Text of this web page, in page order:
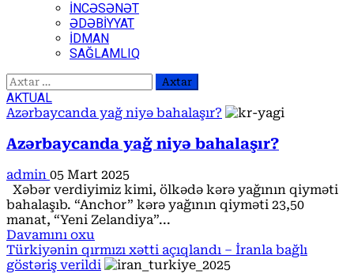
İNCƏSƏNƏT
ƏDƏBİYYAT
İDMAN
SAĞLAMLIQ
Axtarış:
AKTUAL
Azərbaycanda yağ niyə bahalaşır?
Azərbaycanda yağ niyə bahalaşır?
admin 05 Mart 2025
Xəbər verdiyimiz kimi, ölkədə kərə yağının qiyməti
bahalaşıb. “Anchor” kərə yağının qiyməti 23,50
manat, “Yeni Zelandiya”...
Davamını oxu
more
about
Türkiyənin qırmızı xətti açıqlandı – İranla bağlı
göstəriş verildi